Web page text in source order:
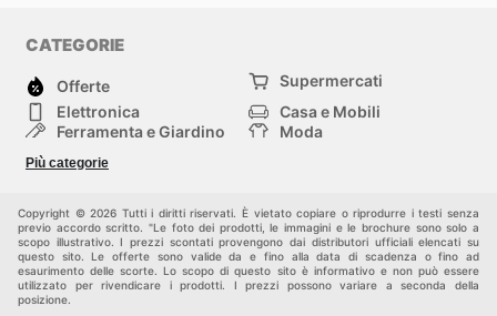
CATEGORIE
Offerte
Supermercati
Elettronica
Casa e Mobili
Ferramenta e Giardino
Moda
Bambini e Neonati
Più categorie
Copyright © 2026 Tutti i diritti riservati. È vietato copiare o riprodurre i testi senza
previo accordo scritto. "Le foto dei prodotti, le immagini e le brochure sono solo a
scopo illustrativo. I prezzi scontati provengono dai distributori ufficiali elencati su
questo sito. Le offerte sono valide da e fino alla data di scadenza o fino ad
esaurimento delle scorte. Lo scopo di questo sito è informativo e non può essere
utilizzato per rivendicare i prodotti. I prezzi possono variare a seconda della
posizione.